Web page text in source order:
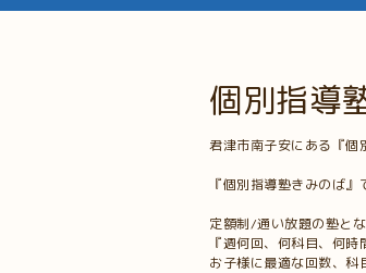
個別指導
君津市南子安にある『個
『個別指導塾きみのば』
定額制/通い放題の塾とな
『週何回、何科目、何時
お子様に最適な回数、科